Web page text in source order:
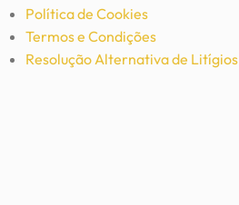
Política de Cookies
Termos e Condições
Resolução Alternativa de Litígios